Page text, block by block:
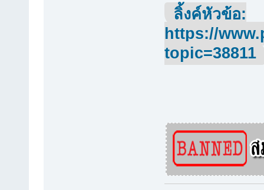
ลิ้งค์หัวข้อ:
https://
topic=38811